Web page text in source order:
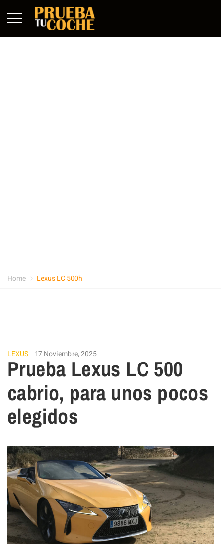
Home Lexus LC 500h
LEXUS 17 Noviembre, 2025
Prueba Lexus LC 500
cabrio, para unos pocos
elegidos